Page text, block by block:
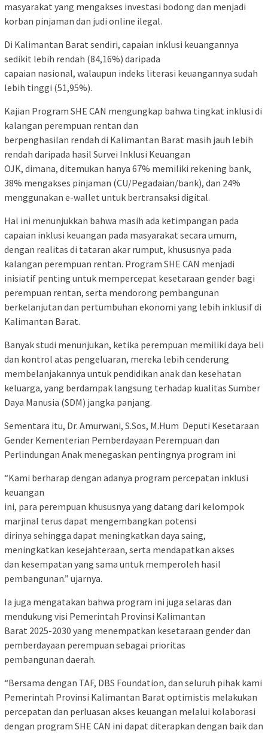
masyarakat yang mengakses investasi bodong dan menjadi
korban pinjaman dan judi online ilegal.
Di Kalimantan Barat sendiri, capaian inklusi keuangannya
sedikit lebih rendah (84,16%) daripada
capaian nasional, walaupun indeks literasi keuangannya sudah
lebih tinggi (51,95%).
Kajian Program SHE CAN mengungkap bahwa tingkat inklusi di
kalangan perempuan rentan dan
berpenghasilan rendah di Kalimantan Barat masih jauh lebih
rendah daripada hasil Survei Inklusi Keuangan
OJK, dimana, ditemukan hanya 67% memiliki rekening bank,
38% mengakses pinjaman (CU/Pegadaian/bank), dan 24%
menggunakan e-wallet untuk bertransaksi digital.
Hal ini menunjukkan bahwa masih ada ketimpangan pada
capaian inklusi keuangan pada masyarakat secara umum,
dengan realitas di tataran akar rumput, khususnya pada
kalangan perempuan rentan. Program SHE CAN menjadi
inisiatif penting untuk mempercepat kesetaraan gender bagi
perempuan rentan, serta mendorong pembangunan
berkelanjutan dan pertumbuhan ekonomi yang lebih inklusif di
Kalimantan Barat.
Banyak studi menunjukan, ketika perempuan memiliki daya beli
dan kontrol atas pengeluaran, mereka lebih cenderung
membelanjakannya untuk pendidikan anak dan kesehatan
keluarga, yang berdampak langsung terhadap kualitas Sumber
Daya Manusia (SDM) jangka panjang.
Sementara itu, Dr. Amurwani, S.Sos, M.Hum Deputi Kesetaraan
Gender Kementerian Pemberdayaan Perempuan dan
Perlindungan Anak menegaskan pentingnya program ini
“Kami berharap dengan adanya program percepatan inklusi
keuangan
ini, para perempuan khususnya yang datang dari kelompok
marjinal terus dapat mengembangkan potensi
dirinya sehingga dapat meningkatkan daya saing,
meningkatkan kesejahteraan, serta mendapatkan akses
dan kesempatan yang sama untuk memperoleh hasil
pembangunan.” ujarnya.
Ia juga mengatakan bahwa program ini juga selaras dan
mendukung visi Pemerintah Provinsi Kalimantan
Barat 2025-2030 yang menempatkan kesetaraan gender dan
pemberdayaan perempuan sebagai prioritas
pembangunan daerah.
“Bersama dengan TAF, DBS Foundation, dan seluruh pihak kami
Pemerintah Provinsi Kalimantan Barat optimistis melakukan
percepatan dan perluasan akses keuangan melalui kolaborasi
dengan program SHE CAN ini dapat diterapkan dengan baik dan